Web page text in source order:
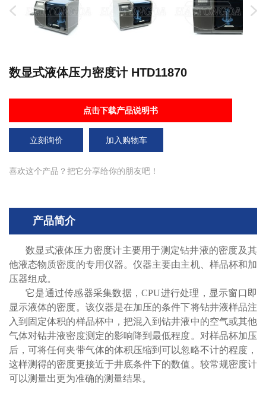
数显式液体压力密度计 HTD11870
点击下载产品说明书
立刻询价 加入购物车
喜欢这个产品？把它分享给你的朋友吧！
产品简介
数显式液体压力密度计主要用于测定钻井液的密度及其
他液态物质密度的专用仪器。仪器主要由主机、样品杯和加
压器组成。
它是通过传感器采集数据，CPU进行处理，显示窗口即
显示液体的密度。该仪器是在加压的条件下将钻井液样品注
入到固定体积的样品杯中，把混入到钻井液中的空气或其他
气体对钻井液密度测定的影响降到最低程度。对样品杯加压
后，可将任何夹带气体的体积压缩到可以忽略不计的程度，
这样测得的密度更接近于井底条件下的数值。较常规密度计
可以测量出更为准确的测量结果。